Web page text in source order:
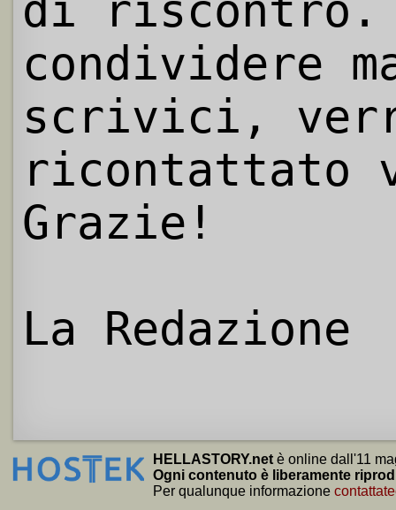
di riscontro.
condividere
scrivici,
ricontattato
Grazie!
La Redazione
HELLASTORY.net è online dall'11
Ogni contenuto è liberamente
Per qualunque informazione